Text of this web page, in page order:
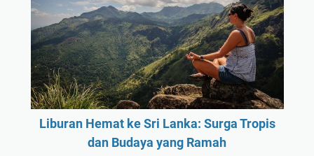
Liburan Hemat ke Sri Lanka: Surga Tropis
dan Budaya yang Ramah